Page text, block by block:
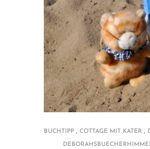
BUCHTIPP , COTTAGE MIT KATER ,